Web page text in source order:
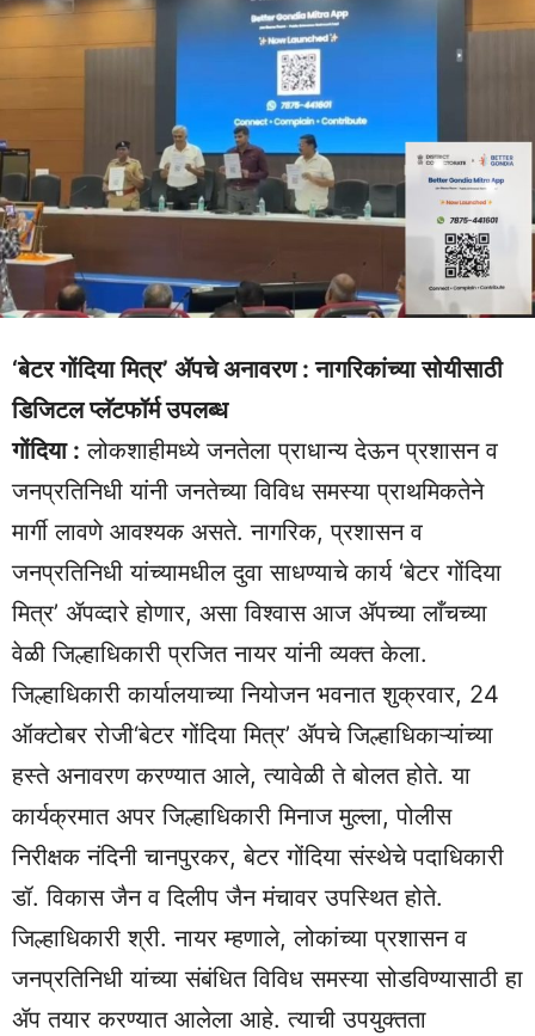
‘बेटर गोंदिया मित्र’ ॲपचे अनावरण : नागरिकांच्या सोयीसाठी
डिजिटल प्लॅटफॉर्म उपलब्ध
गोंदिया : लोकशाहीमध्ये जनतेला प्राधान्य देऊन प्रशासन व
जनप्रतिनिधी यांनी जनतेच्या विविध समस्या प्राथमिकतेने
मार्गी लावणे आवश्यक असते. नागरिक, प्रशासन व
जनप्रतिनिधी यांच्यामधील दुवा साधण्याचे कार्य ‘बेटर गोंदिया
मित्र’ ॲपव्दारे होणार, असा विश्वास आज ॲपच्या लाँचच्या
वेळी जिल्हाधिकारी प्रजित नायर यांनी व्यक्त केला.
जिल्हाधिकारी कार्यालयाच्या नियोजन भवनात शुक्रवार, 24
ऑक्टोबर रोजी‘बेटर गोंदिया मित्र’ ॲपचे जिल्हाधिकाऱ्यांच्या
हस्ते अनावरण करण्यात आले, त्यावेळी ते बोलत होते. या
कार्यक्रमात अपर जिल्हाधिकारी मिनाज मुल्ला, पोलीस
निरीक्षक नंदिनी चानपुरकर, बेटर गोंदिया संस्थेचे पदाधिकारी
डॉ. विकास जैन व दिलीप जैन मंचावर उपस्थित होते.
जिल्हाधिकारी श्री. नायर म्हणाले, लोकांच्या प्रशासन व
जनप्रतिनिधी यांच्या संबंधित विविध समस्या सोडविण्यासाठी हा
ॲप तयार करण्यात आलेला आहे. त्याची उपयुक्तता